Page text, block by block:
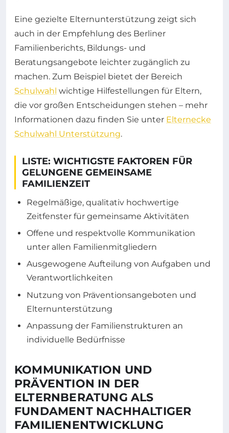
Eine gezielte Elternunterstützung zeigt sich
auch in der Empfehlung des Berliner
Familienberichts, Bildungs- und
Beratungsangebote leichter zugänglich zu
machen. Zum Beispiel bietet der Bereich
Schulwahl wichtige Hilfestellungen für Eltern,
die vor großen Entscheidungen stehen – mehr
Informationen dazu finden Sie unter Elternecke
Schulwahl Unterstützung.
LISTE: WICHTIGSTE FAKTOREN FÜR
GELUNGENE GEMEINSAME
FAMILIENZEIT
Regelmäßige, qualitativ hochwertige
Zeitfenster für gemeinsame Aktivitäten
Offene und respektvolle Kommunikation
unter allen Familienmitgliedern
Ausgewogene Aufteilung von Aufgaben und
Verantwortlichkeiten
Nutzung von Präventionsangeboten und
Elternunterstützung
Anpassung der Familienstrukturen an
individuelle Bedürfnisse
KOMMUNIKATION UND
PRÄVENTION IN DER
ELTERNBERATUNG ALS
FUNDAMENT NACHHALTIGER
FAMILIENENTWICKLUNG